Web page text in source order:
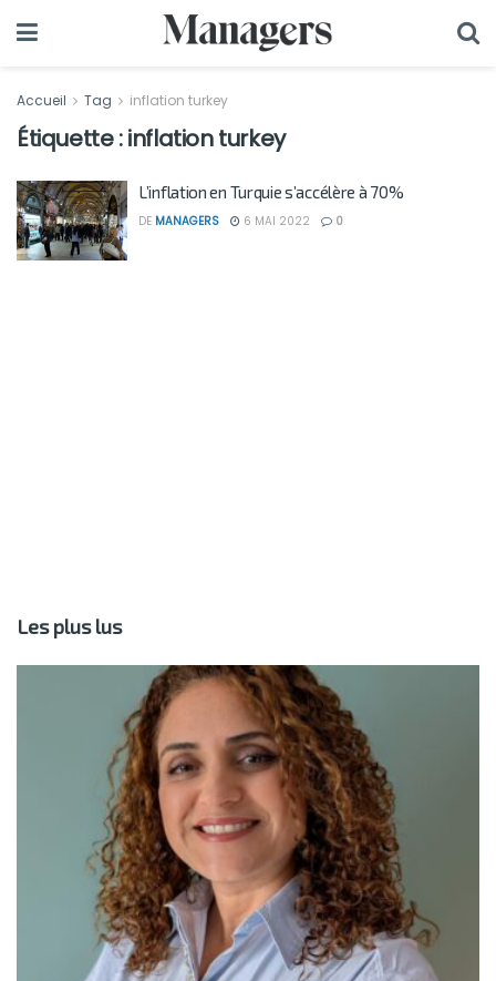
Accueil Tag inflation turkey
Étiquette :inflation turkey
L’inflation en Turquie s’accélère à 70%
DE MANAGERS 6 MAI 2022 0
Les plus lus